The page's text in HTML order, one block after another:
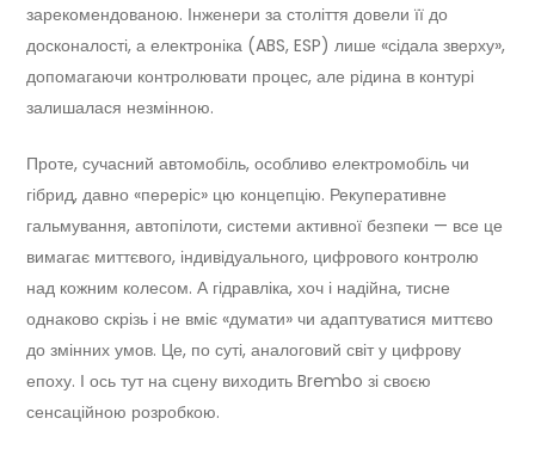
зарекомендованою. Інженери за століття довели її до
досконалості, а електроніка (ABS, ESP) лише «сідала зверху»,
допомагаючи контролювати процес, але рідина в контурі
залишалася незмінною.
Проте, сучасний автомобіль, особливо електромобіль чи
гібрид, давно «переріс» цю концепцію. Рекуперативне
гальмування, автопілоти, системи активної безпеки — все це
вимагає миттєвого, індивідуального, цифрового контролю
над кожним колесом. А гідравліка, хоч і надійна, тисне
однаково скрізь і не вміє «думати» чи адаптуватися миттєво
до змінних умов. Це, по суті, аналоговий світ у цифрову
епоху. І ось тут на сцену виходить Brembo зі своєю
сенсаційною розробкою.